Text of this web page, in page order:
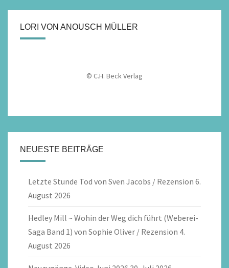
LORI VON ANOUSCH MÜLLER
© C.H. Beck Verlag
NEUESTE BEITRÄGE
Letzte Stunde Tod von Sven Jacobs / Rezension 6.
August 2026
Hedley Mill ~ Wohin der Weg dich führt (Weberei-
Saga Band 1) von Sophie Oliver / Rezension 4.
August 2026